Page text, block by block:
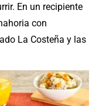
En un recipiente
con
La Costeña y las